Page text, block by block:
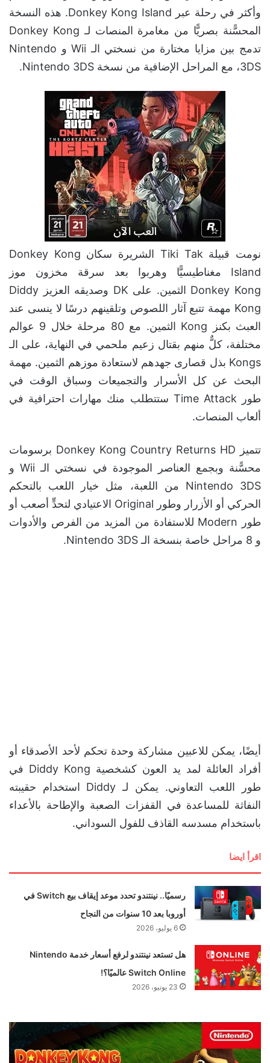
وأكثر في رحلة عبر Donkey Kong Island. هذه النسخة
المحسًّنة بصريًّا من مغامرة المنصات لـ Donkey Kong
تدمج بين مزايا مختارة من نسختي الـ Wii و Nintendo
3DS، مع المراحل الإضافية من نسخة Nintendo 3DS.
نومت قبيلة Tiki Tak الشريرة سكان Donkey Kong
Island مغناطيسيًّا وهربوا بعد سرقة مخزون موز
Donkey Kong الثمين. على DK وصديقه العزيز Diddy
Kong مهمة تتبع آثار اللصوص وتلقينهم درسًا لا ينسى عند
العبث بكنز Kong الثمين. مع 80 مرحلة خلال 9 عوالم
مختلفة، كلٌّ منهم بقتال زعيم ملحمي في النهاية، على الـ
Kongs بذل قصارى جهدهم لاستعادة موزهم الثمين. مهمة
البحث عن كل الأسرار والتجميعات وسباق الوقت في
طور Time Attack ستتطلب منك مهارات احترافية في
ألعاب المنصات.
تتميز Donkey Kong Country Returns HD برسومات
محسًّنة وبجمع العناصر الموجودة في نسختي الـ Wii و
Nintendo 3DS من اللعبة، مثل خيار اللعب بالتحكم
الحركي أو الأزرار وطور Original الاعتيادي لتحدٍّ أصعب أو
طور Modern للاستفادة من المزيد من الفرص والأدوات
و 8 مراحل خاصة بنسخة الـ Nintendo 3DS.
أيضًا، يمكن للاعبين مشاركة وحدة تحكم لأحد الأصدقاء أو
أفراد العائلة لمد يد العون كشخصية Diddy Kong في
طور اللعب التعاوني. يمكن لـ Diddy استخدام حقيبته
النفاثة للمساعدة في القفزات الصعبة والإطاحة بالأعداء
باستخدام مسدسه القاذف للفول السوداني.
اقرأ ايضا
رسميًا.. نينتندو تحدد موعد إيقاف بيع Switch في
أوروبا بعد 10 سنوات من النجاح
6 يوليو، 2026
هل تستعد نينتندو لرفع أسعار خدمة Nintendo
Switch Online عالميًا؟!
23 يونيو، 2026